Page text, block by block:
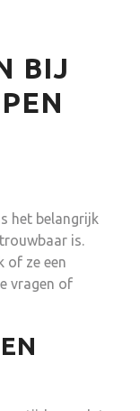
BIJ
het belangrijk
is.
of ze een
vragen of